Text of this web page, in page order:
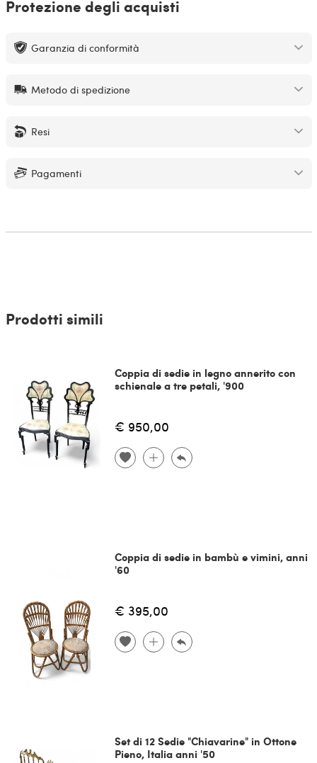
Protezione degli acquisti
Garanzia di conformità
Metodo di spedizione
Resi
Pagamenti
Prodotti simili
Coppia di sedie in legno annerito con
schienale a tre petali, '900
€ 950,00
Coppia di sedie in bambù e vimini, anni
'60
€ 395,00
Set di 12 Sedie "Chiavarine" in Ottone
Pieno, Italia anni '50